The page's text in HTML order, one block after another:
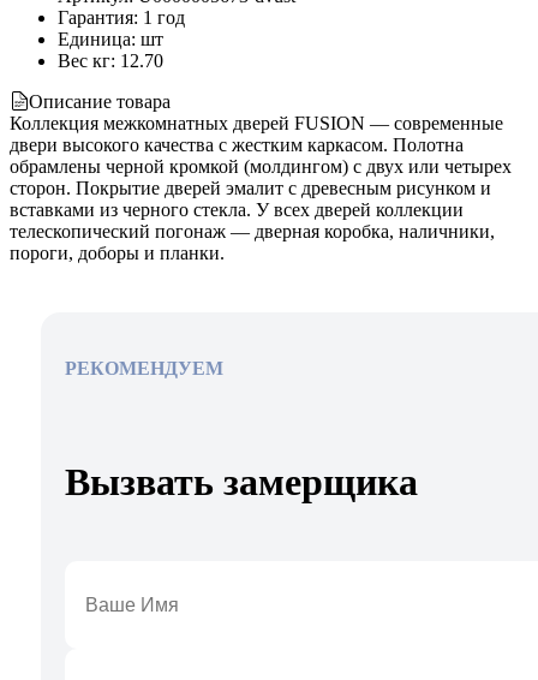
Гарантия: 1 год
Единица: шт
Вес кг: 12.70
Описание товара
Коллекция межкомнатных дверей FUSION — современные
двери высокого качества с жестким каркасом. Полотна
обрамлены черной кромкой (молдингом) с двух или четырех
сторон. Покрытие дверей эмалит с древесным рисунком и
вставками из черного стекла. У всех дверей коллекции
телескопический погонаж — дверная коробка, наличники,
пороги, доборы и планки.
РЕКОМЕНДУЕМ
Вызвать замерщика